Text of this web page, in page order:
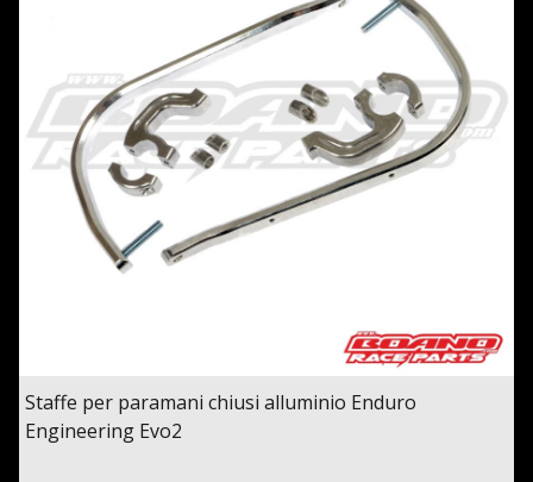
Staffe per paramani chiusi alluminio Enduro
Engineering Evo2